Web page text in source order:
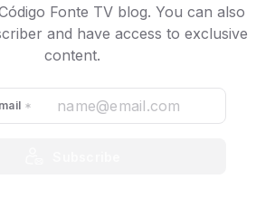
Fonte TV blog. You can also
and have access to exclusive
content.